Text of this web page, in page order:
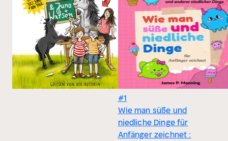
#1
Wie man süße und
niedliche Dinge für
Anfänger zeichnet :